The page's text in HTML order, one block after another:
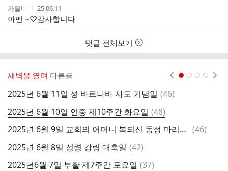
작
성
자
가을비
작
성
시
간
25.06.11
아멘 ~♡감사합니다
댓글 전체보기
새벽을 열며 다른글
2025년 6월 11일 성 바르나바 사도 기념일 댓
(46)
2025년 6월 10일 연중 제10주간 화요일 댓
글
(48)
2025년 6월 9일 교회의 어머니 복되신 동정 마리아 기념일 댓
(46)
2025년 6월 8일 성령 강림 대축일 댓
(42)
2025년6월 7일 부활 제7주간 토요일 댓
(37)